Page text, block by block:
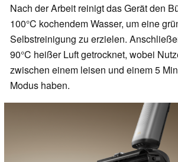
Nach der Arbeit reinigt das Gerät den
100°C kochendem Wasser, um eine
Selbstreinigung zu erzielen.
90°C heißer Luft getrocknet, wobei
zwischen einem leisen und einem 5
Modus haben.